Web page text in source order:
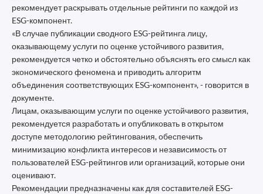
рекомендует раскрывать отдельные рейтинги по каждой из
ESG-компонент.
«В случае публикации сводного ESG-рейтинга лицу,
оказывающему услуги по оценке устойчивого развития,
рекомендуется четко и обстоятельно объяснять его смысл как
экономического феномена и приводить алгоритм
объединения соответствующих ESG-компонент», - говорится в
документе.
Лицам, оказывающим услуги по оценке устойчивого развития,
рекомендуется разработать и опубликовать в открытом
доступе методологию рейтингования, обеспечить
минимизацию конфликта интересов и независимость от
пользователей ESG-рейтингов или организаций, которые они
оценивают.
Рекомендации предназначены как для составителей ESG-